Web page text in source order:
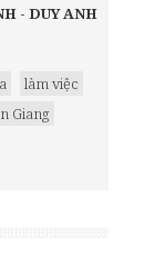
- DUY ANH
làm việc
Giang